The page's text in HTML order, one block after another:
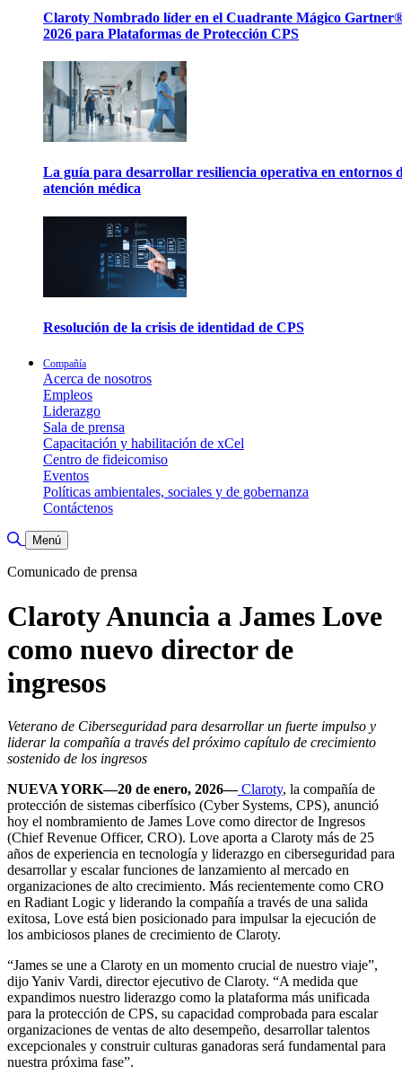
Claroty Nombrado líder en el Cuadrante Mágico
2026 para Plataformas de Protección CPS
La guía para desarrollar resiliencia operativa en entornos
atención médica
Resolución de la crisis de identidad de CPS
Compañía
Acerca de nosotros
Empleos
Liderazgo
Sala de prensa
Capacitación y habilitación de xCel
Centro de fideicomiso
Eventos
Políticas ambientales, sociales y de gobernanza
Contáctenos
Alternar búsqueda
Menú
Comunicado de prensa
Claroty Anuncia a James Love
como nuevo director de
ingresos
Veterano de Ciberseguridad para desarrollar un fuerte impulso y
liderar la compañía a través del próximo capítulo de crecimiento
sostenido de los ingresos
NUEVA YORK—20 de enero, 2026—Claroty, la compañía de
protección de sistemas ciberfísico (Cyber Systems, CPS), anunció
hoy el nombramiento de James Love como director de Ingresos
(Chief Revenue Officer, CRO). Love aporta a Claroty más de 25
años de experiencia en tecnología y liderazgo en ciberseguridad para
desarrollar y escalar funciones de lanzamiento al mercado en
organizaciones de alto crecimiento. Más recientemente como CRO
en Radiant Logic y liderando la compañía a través de una salida
exitosa, Love está bien posicionado para impulsar la ejecución de
los ambiciosos planes de crecimiento de Claroty.
“James se une a Claroty en un momento crucial de nuestro viaje”,
dijo Yaniv Vardi, director ejecutivo de Claroty. “A medida que
expandimos nuestro liderazgo como la plataforma más unificada
para la protección de CPS, su capacidad comprobada para escalar
organizaciones de ventas de alto desempeño, desarrollar talentos
excepcionales y construir culturas ganadoras será fundamental para
nuestra próxima fase”.